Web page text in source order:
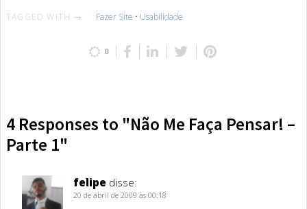
TAGGED WITH → Fazer Site • Usabilidade
0
4 Responses to "Não Me Faça Pensar! –
Parte 1"
felipe disse:
20 de abril de 2009 às 00:18